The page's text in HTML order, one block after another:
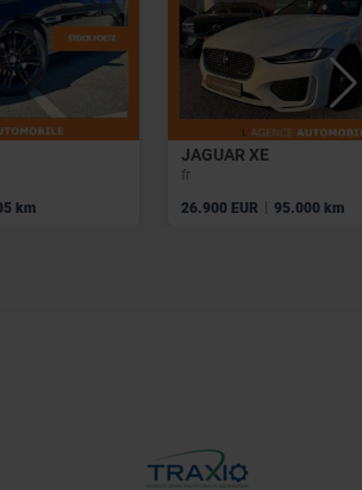
km
JAGUAR XE
fr
26.900 EUR | 95.000 km